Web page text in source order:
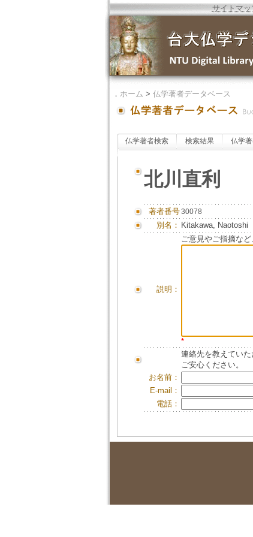
サイトマッ
． ホーム > 仏学著者データベース
仏学著者検索 検索結果 仏学
北川直利
著者番号30078
別名： Kitakawa, Naotoshi
説明：
ご意見やご指摘な
*
連絡先を教えてい
ご安心ください。
お名前：
E-mail：
電話：